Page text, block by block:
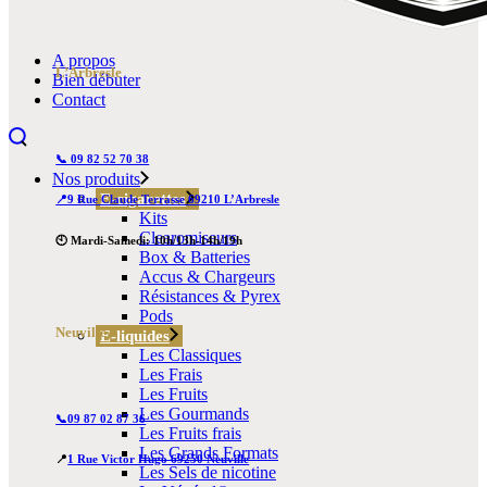
A propos
Bien débuter
Contact
Nos produits
E-cigarettes
Kits
Clearomiseurs
Box & Batteries
Accus & Chargeurs
Résistances & Pyrex
Pods
E-liquides
Les Classiques
Les Frais
Les Fruits
Les Gourmands
Les Fruits frais
Les Grands Formats
Les Sels de nicotine
L’Arbresle
📞 09 82 52 70 38
📍9 Rue Claude Terrasse 69210 L’Arbresle
🕙 Mardi-Samedi: 10h/13h-14h/19h
Neuville
📞09 87 02 87 36
📍1 Rue Victor Hugo 69250 Neuville